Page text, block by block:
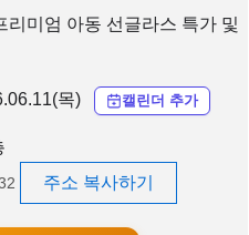
리미엄 아동 선글라스 특가 및
목) 캘린더 추가
주소 복사하기